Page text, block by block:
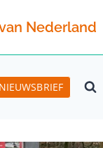
Nederland
NIEUWSBRIEF